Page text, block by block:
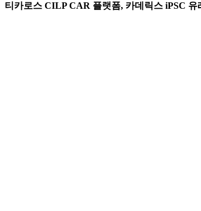
티카로스 CILP CAR 플랫폼, 카데릭스 iPSC